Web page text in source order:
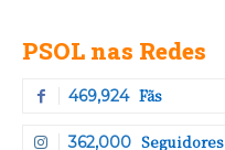
PSOL nas Redes
469,924 Fãs
362,000 Seguidores